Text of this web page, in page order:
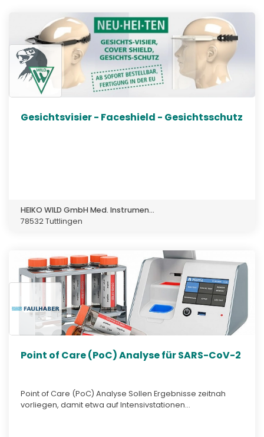
Gesichtsvisier - Faceshield - Gesichtsschutz
HEIKO WILD GmbH Med. Instrumen...
78532 Tuttlingen
Point of Care (PoC) Analyse für SARS-CoV-2
Point of Care (PoC) Analyse Sollen Ergebnisse zeitnah
vorliegen, damit etwa auf Intensivstationen...